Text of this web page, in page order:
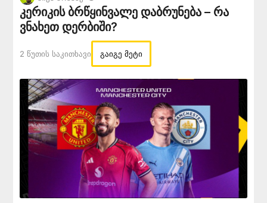
კერიკის ბრწყინვალე დაბრუნება – რა
ვნახეთ დერბიში?
2 Წუთის Საკითხავი გაიგე მეტი